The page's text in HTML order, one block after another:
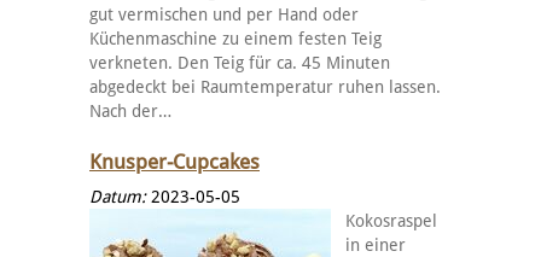
gut vermischen und per Hand oder
Küchenmaschine zu einem festen Teig
verkneten. Den Teig für ca. 45 Minuten
abgedeckt bei Raumtemperatur ruhen lassen.
Nach der…
Knusper-Cupcakes
Datum:2023-05-05
Kokosraspel
in einer